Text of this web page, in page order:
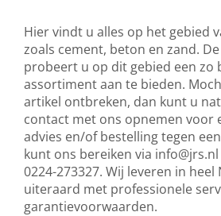
Hier vindt u alles op het gebied
zoals cement, beton en zand. De
probeert u op dit gebied een zo
assortiment aan te bieden.
artikel ontbreken, dan kunt u
contact met ons opnemen voor
advies en/of bestelling tegen
kunt ons bereiken via info@jrs.nl
0224-273327. Wij leveren in heel
uiteraard met professionele
garantievoorwaarden.